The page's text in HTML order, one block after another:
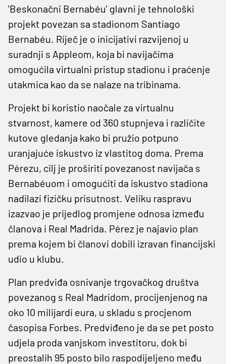
'Beskonačni Bernabéu' glavni je tehnološki
projekt povezan sa stadionom Santiago
Bernabéu. Riječ je o inicijativi razvijenoj u
suradnji s Appleom, koja bi navijačima
omogućila virtualni pristup stadionu i praćenje
utakmica kao da se nalaze na tribinama.
Projekt bi koristio naočale za virtualnu
stvarnost, kamere od 360 stupnjeva i različite
kutove gledanja kako bi pružio potpuno
uranjajuće iskustvo iz vlastitog doma. Prema
Pérezu, cilj je proširiti povezanost navijača s
Bernabéuom i omogućiti da iskustvo stadiona
nadilazi fizičku prisutnost. Veliku raspravu
izazvao je prijedlog promjene odnosa između
članova i Real Madrida. Pérez je najavio plan
prema kojem bi članovi dobili izravan financijski
udio u klubu.
Plan predviđa osnivanje trgovačkog društva
povezanog s Real Madridom, procijenjenog na
oko 10 milijardi eura, u skladu s procjenom
časopisa Forbes. Predviđeno je da se pet posto
udjela proda vanjskom investitoru, dok bi
preostalih 95 posto bilo raspodijeljeno među